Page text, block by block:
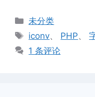
分
类
未分类
标
签
iconv、 PHP、
1 条评论